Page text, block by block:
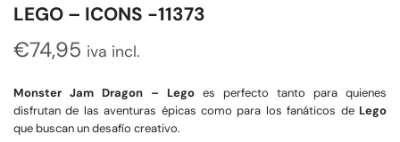
LEGO – ICONS -11373
€74,95 iva incl.
Monster Jam Dragon – Lego es perfecto tanto para quienes
disfrutan de las aventuras épicas como para los fanáticos de Lego
que buscan un desafío creativo.